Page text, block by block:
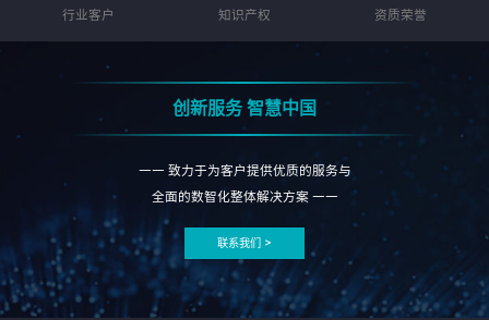
行业客户 知识产权 资质荣誉
创新服务 智慧中国
—— 致力于为客户提供优质的服务与
全面的数智化整体解决方案 ——
联系我们 >